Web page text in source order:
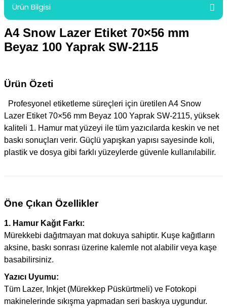
Ürün Bilgisi
A4 Snow Lazer Etiket 70×56 mm
Beyaz 100 Yaprak SW-2115
Ürün Özeti
Profesyonel etiketleme süreçleri için üretilen A4 Snow
Lazer Etiket 70×56 mm Beyaz 100 Yaprak SW-2115, yüksek
kaliteli 1. Hamur mat yüzeyi ile tüm yazıcılarda keskin ve net
baskı sonuçları verir. Güçlü yapışkan yapısı sayesinde koli,
plastik ve dosya gibi farklı yüzeylerde güvenle kullanılabilir.
Öne Çıkan Özellikler
1. Hamur Kağıt Farkı:
Mürekkebi dağıtmayan mat dokuya sahiptir. Kuşe kağıtların
aksine, baskı sonrası üzerine kalemle not alabilir veya kaşe
basabilirsiniz.
Yazıcı Uyumu:
Tüm Lazer, Inkjet (Mürekkep Püskürtmeli) ve Fotokopi
makinelerinde sıkışma yapmadan seri baskıya uygundur.